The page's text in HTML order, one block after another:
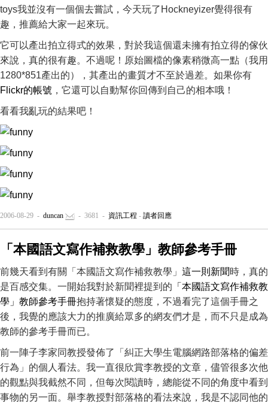
toys我並沒有一個個去嘗試，今天玩了Hockneyizer覺得很有
趣，推薦給大家一起來玩。
它可以產出拍立得式的效果，對於我這個還未擁有拍立得的傢伙
來說，真的很有趣。不過呢！原始圖檔的像素稍微高一點（我用
1280*851產出的），其產出的畫質才不至於過差。如果你有
Flickr的帳號 ，它還可以自動幫你回傳到自己的相本哦！
看看我亂玩的結果吧！
2006-08-29 - duncan - 3681 - 資訊工程 - 讀者回應
「本國語文寫作補救教學」教師參考手冊
前幾天看到有關「本國語文寫作補救教學」 這一則新聞時，真的
是百感交集。一開始我對於新聞裡提到的 「本國語文寫作補救教
學」教師參考手冊抱持著懷疑的態度，不過看完了這個手冊之
後，我覺的應該大力的推廣給眾多的網友們才是，而不只是成為
教師的參考手冊而已。
前一陣子李家同教授發佈了「糾正大學生電腦網路部落格的偏差
行為」的個人看法。我一直很欣賞李教授的文章，儘管很多次他
的觀點與我截然不同，但每次閱讀時，總能從不同的角度中看到
事物的另一面。舉李教授對部落格的看法來說，我是不認同他的